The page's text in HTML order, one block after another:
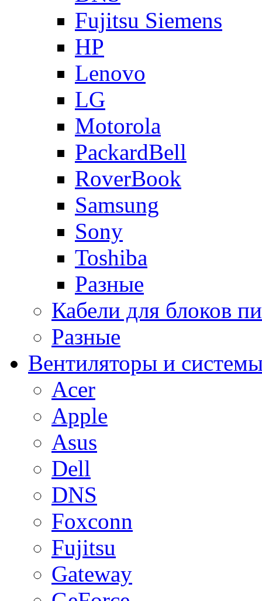
Fujitsu Siemens
HP
Lenovo
LG
Motorola
PackardBell
RoverBook
Samsung
Sony
Toshiba
Разные
Кабели для блоков
Разные
Вентиляторы и
Acer
Apple
Asus
Dell
DNS
Foxconn
Fujitsu
Gateway